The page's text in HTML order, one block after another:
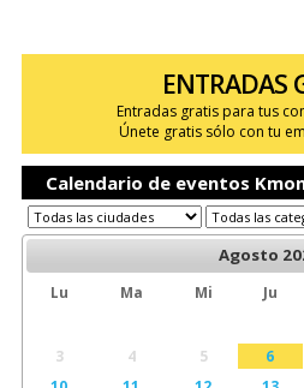
ENTRADAS
Entradas gratis para tus
Únete gratis sólo con tu
Calendario de eventos
Agosto
Lu Ma Mi Ju
3
4 5 6